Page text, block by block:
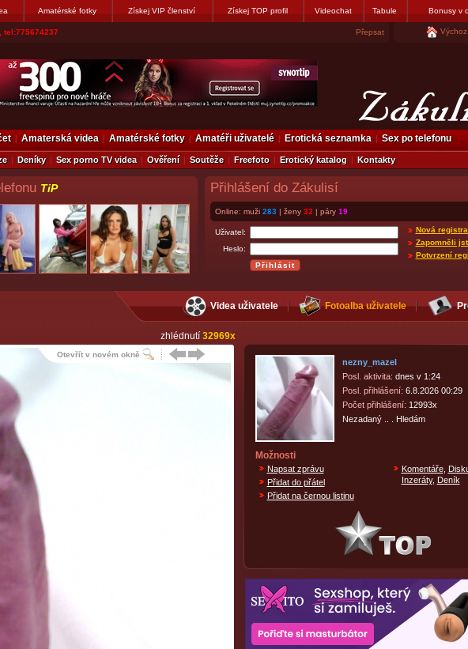
Amatérské fotky Získej VIP členství Získej TOP profil Videochat Tabule Bonusy v
Napiste Přepsat
Amaterská videa Amatérské fotky Amatéři uživatelé Erotická seznamka Sex po telefonu
Deníky Sex porno TV videa Ověření Soutěže Freefoto Erotický katalog Kontakty
TiP Přihlášení do Zákulisí
Online: muži 283| ženy 32 | páry 19
Uživatel:
Heslo:
Nová
Zapomněli
Potvrzení
Videa uživatele Fotoalba uživatele
zhlédnutí 32969x
Otevřít v novém okně
nezny_mazel
Posl. aktivita: dnes v 1:24
Posl. přihlášení: 6.8.2026 00:29
Počet přihlášení: 12993x
Nezadaný .. . Hledám
Možnosti
Napsat zprávu
Přidat do přátel
Přidat na černou listinu
Komentáře,
Inzeráty, Deník